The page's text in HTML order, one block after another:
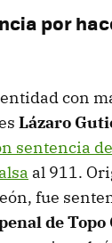
por
con
Lázaro
sentencia
al 911.
fue
de Topo